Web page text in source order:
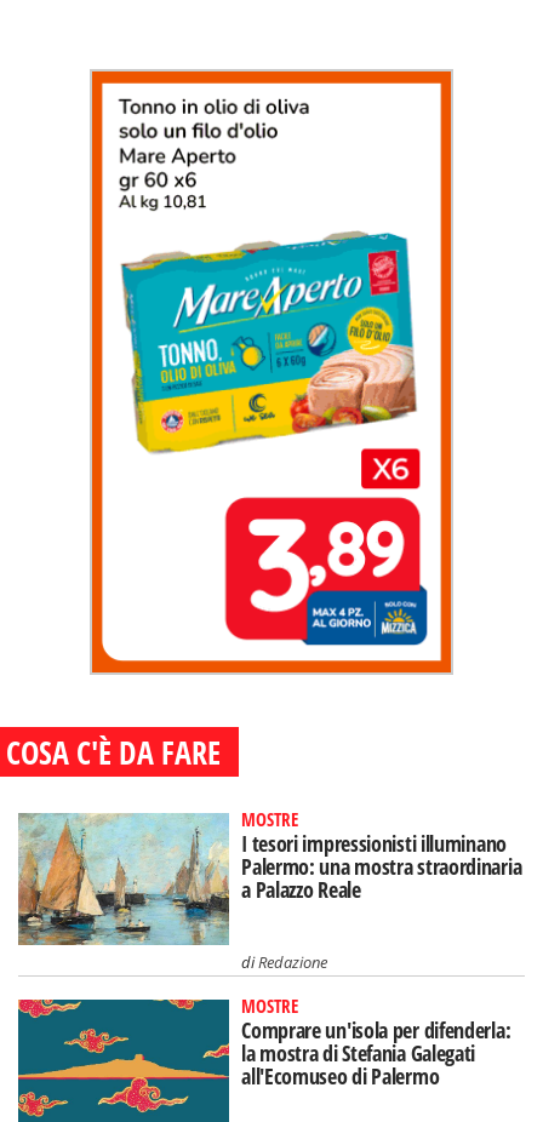
COSA C'È DA FARE
MOSTRE
I tesori impressionisti illuminano
Palermo: una mostra straordinaria
a Palazzo Reale
diRedazione
MOSTRE
Comprare un'isola per difenderla:
la mostra di Stefania Galegati
all'Ecomuseo di Palermo